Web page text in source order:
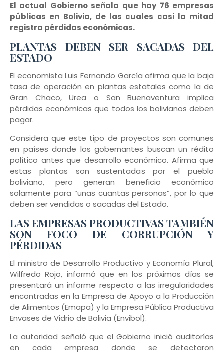
El actual Gobierno señala que hay 76 empresas
públicas en Bolivia, de las cuales casi la mitad
registra pérdidas económicas.
PLANTAS DEBEN SER SACADAS DEL
ESTADO
El economista Luis Fernando García afirma que la baja
tasa de operación en plantas estatales como la de
Gran Chaco, Urea o San Buenaventura implica
pérdidas económicas que todos los bolivianos deben
pagar.
Considera que este tipo de proyectos son comunes
en países donde los gobernantes buscan un rédito
político antes que desarrollo económico. Afirma que
estas plantas son sustentadas por el pueblo
boliviano, pero generan beneficio económico
solamente para “unas cuantas personas”, por lo que
deben ser vendidas o sacadas del Estado.
LAS EMPRESAS PRODUCTIVAS TAMBIÉN
SON FOCO DE CORRUPCIÓN Y
PÉRDIDAS
El ministro de Desarrollo Productivo y Economía Plural,
Wilfredo Rojo, informó que en los próximos días se
presentará un informe respecto a las irregularidades
encontradas en la Empresa de Apoyo a la Producción
de Alimentos (Emapa) y la Empresa Pública Productiva
Envases de Vidrio de Bolivia (Envibol).
La autoridad señaló que el Gobierno inició auditorías
en cada empresa donde se detectaron